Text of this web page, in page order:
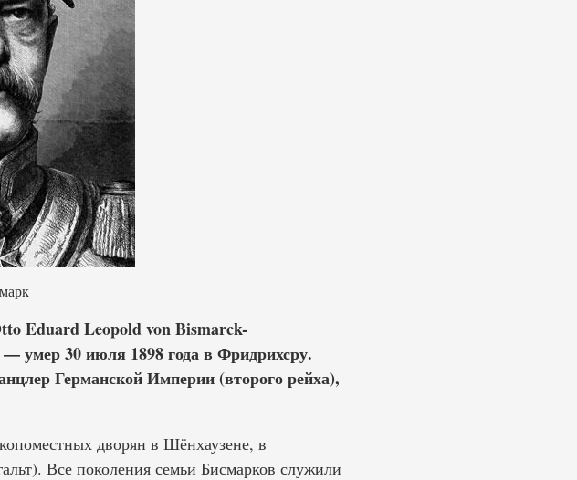
Eduard Leopold von Bismarck-
— умер 30 июля 1898 года в Фридрихсру.
Германской Империи (второго рейха),
дворян в Шёнхаузене, в
Все поколения семьи Бисмарков служили